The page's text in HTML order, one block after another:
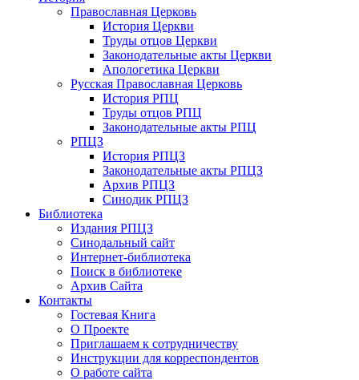
Православная Церковь
История Церкви
Труды отцов Церкви
Законодательные акты Церкви
Апологетика Церкви
Русская Православная Церковь
История РПЦ
Труды отцов РПЦ
Законодательные акты РПЦ
РПЦЗ
История РПЦЗ
Законодательные акты РПЦЗ
Архив РПЦЗ
Синодик РПЦЗ
Библиотека
Издания РПЦЗ
Синодальный сайт
Интернет-библиотека
Поиск в библиотеке
Архив Сайта
Контакты
Гостевая Книга
О Проекте
Приглашаем к сотрудничеству
Инструкции для корреспондентов
О работе сайта